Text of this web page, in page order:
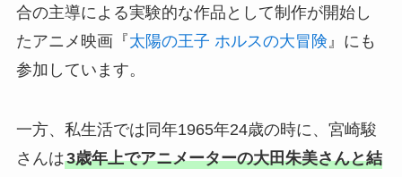
合の主導による実験的な作品として制作が開始し
たアニメ映画『太陽の王子 ホルスの大冒険 』にも
参加しています。
一方、私生活では同年1965年24歳の時に、宮崎駿
さんは3歳年上でアニメーターの大田朱美さんと結